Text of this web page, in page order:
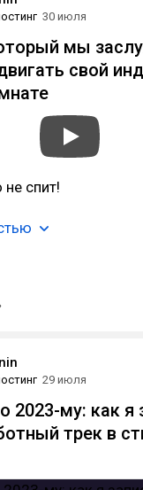
30 июля
мы
свой
не спит!
29 июля
2023-му: как я
трек в